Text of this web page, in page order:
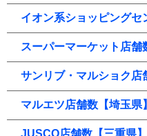
イオン系ショッピングセ
スーパーマーケット店舗
サンリブ・マルショク店
マルエツ店舗数【埼玉県】
JUSCO店舗数【三重県】